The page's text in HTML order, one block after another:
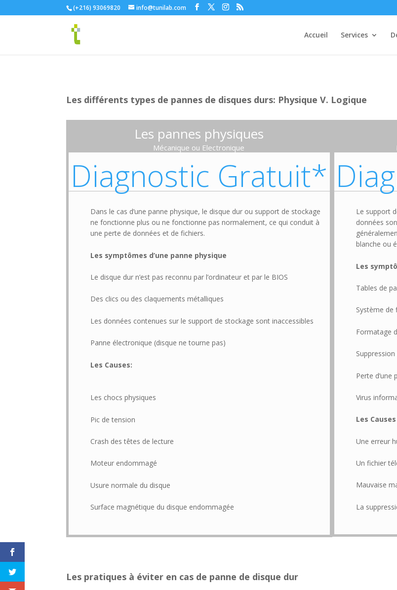
(+216) 93069820 info@tunilab.com
Accueil Services
Les différents types de pannes de disques durs: Physique V. Logique
Les pannes physiques
Mécanique ou Electronique
Diagnostic Gratuit*
Dans le cas d’une panne physique, le disque dur ou support de stockage
ne fonctionne plus ou ne fonctionne pas normalement, ce qui conduit à
une perte de données et de fichiers.
Les symptômes d’une panne physique
Le disque dur n’est pas reconnu par l’ordinateur et par le BIOS
Des clics ou des claquements métalliques
Les données contenues sur le support de stockage sont inaccessibles
Panne électronique (disque ne tourne pas)
Les Causes:
Les chocs physiques
Pic de tension
Crash des têtes de lecture
Moteur endommagé
Usure normale du disque
Surface magnétique du disque endommagée
Le support
données
blanche ou
Les
Tables de
Système de
Formatage
Perte d’une
Virus
Les Causes
Une erreur
Un fichier
Mauvaise
La
Les pratiques à éviter en cas de panne de disque dur